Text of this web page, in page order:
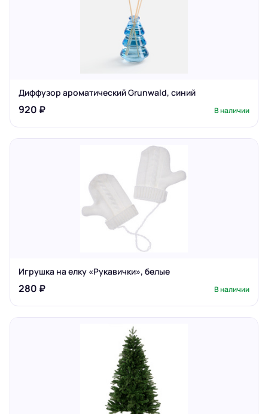
Диффузор ароматический Grunwald, синий
920 ₽ В наличии
Игрушка на елку «Рукавички», белые
280 ₽ В наличии